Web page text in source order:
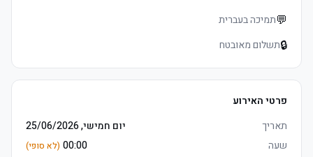
	• Children, families and groups welcome
💬תמיכה בעברית
🔒תשלום מאובטח
פרטי האירוע
תאריך
יום חמישי, 25/06/2026
שעה
00:00 (לא סופי)